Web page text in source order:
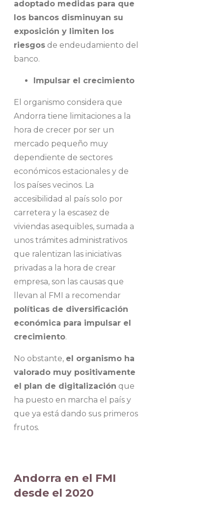
adoptado medidas para que
los bancos disminuyan su
exposición y limiten los
riesgos de endeudamiento del
banco.
Impulsar el crecimiento
El organismo considera que
Andorra tiene limitaciones a la
hora de crecer por ser un
mercado pequeño muy
dependiente de sectores
económicos estacionales y de
los países vecinos. La
accesibilidad al país solo por
carretera y la escasez de
viviendas asequibles, sumada a
unos trámites administrativos
que ralentizan las iniciativas
privadas a la hora de crear
empresa, son las causas que
llevan al FMI a recomendar
políticas de diversificación
económica para impulsar el
crecimiento.
No obstante, el organismo ha
valorado muy positivamente
el plan de digitalización que
ha puesto en marcha el país y
que ya está dando sus primeros
frutos.
Andorra en el FMI
desde el 2020